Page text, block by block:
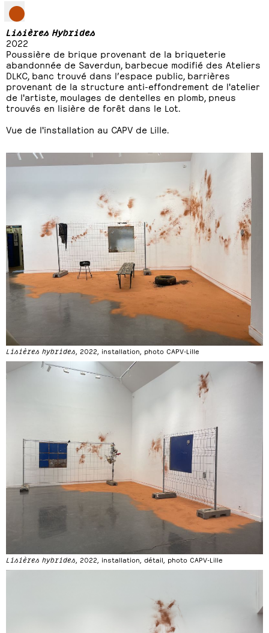
Lisières Hybrides
2022
Poussière de brique provenant de la briqueterie
abandonnée de Saverdun, barbecue modifié des Ateliers
DLKC, banc trouvé dans l’espace public, barrières
provenant de la structure anti-effondrement de l'atelier
de l'artiste, moulages de dentelles en plomb, pneus
trouvés en lisière de forêt dans le Lot.
Vue de l'installation au CAPV de Lille.
Lisières hybrides, 2022, installation, photo CAPV-Lille
Lisières hybrides, 2022, installation, détail, photo CAPV-Lille